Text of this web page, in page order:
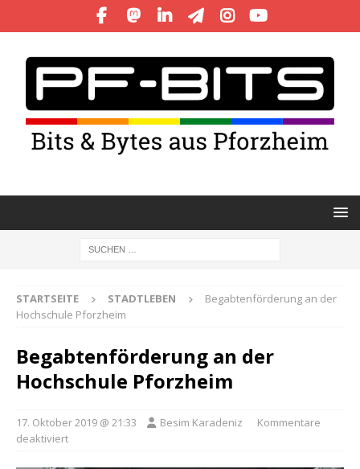
STARTSEITE STADTLEBEN
Begabtenförderung an der
Hochschule Pforzheim
Begabtenförderung an der
Hochschule Pforzheim
17. Oktober 2019 @ 21:33 Besim Karadeniz
Kommentare
deaktiviert